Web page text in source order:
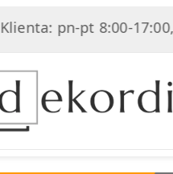
pn-pt 8:00-17:00,